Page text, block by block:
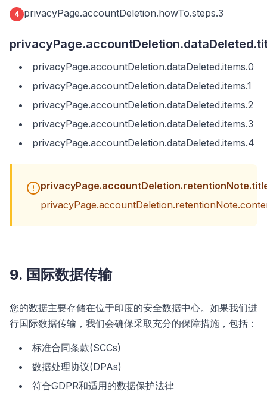
4 privacyPage.accountDeletion.howTo.steps.3
privacyPage.accountDeletion.dataDeleted.items.0
privacyPage.accountDeletion.dataDeleted.items.1
privacyPage.accountDeletion.dataDeleted.items.2
privacyPage.accountDeletion.dataDeleted.items.3
privacyPage.accountDeletion.dataDeleted.items.4
9. 国际数据传输
您的数据主要存储在位于印度的安全数据中心。如果我们进
行国际数据传输，我们会确保采取充分的保障措施，包括：
标准合同条款(SCCs)
数据处理协议(DPAs)
符合GDPR和适用的数据保护法律